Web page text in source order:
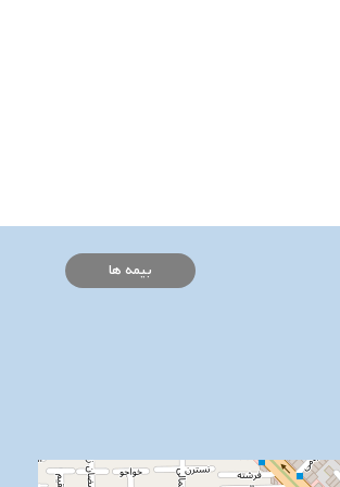
بیمه ها